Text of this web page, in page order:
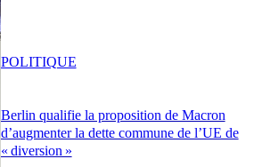
Berlin qualifie la proposition de Macron
d’augmenter la dette commune de l’UE de
« diversion »
POLITIQUE